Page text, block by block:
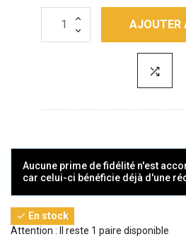
AJOUTER
Aucune prime de fidélité n'est
car celui-ci bénéficie déjà d'une
 En stock
Attention : Il reste 1 paire disponible